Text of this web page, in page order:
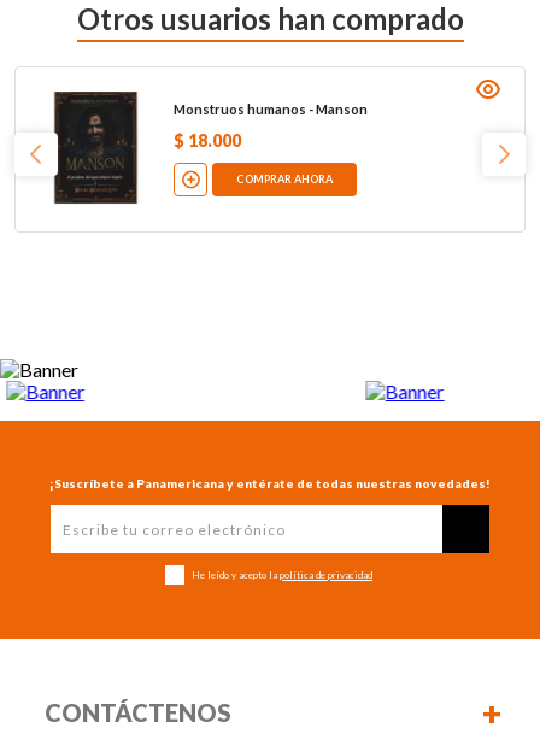
Otros usuarios han comprado
Monstruos humanos - Manson
$ 18.000
COMPRAR AHORA
¡Suscríbete a Panamericana y entérate de todas nuestras novedades!
He leído y acepto la política de privacidad
CONTÁCTENOS +